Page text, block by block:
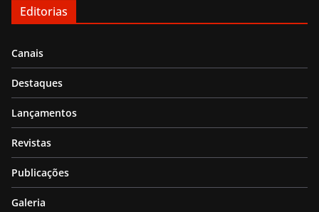
Editorias
Canais
Destaques
Lançamentos
Revistas
Publicações
Galeria